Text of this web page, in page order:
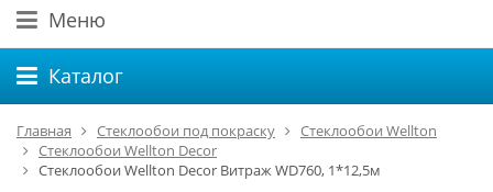
Меню
Каталог
Главная Стеклообои под покраску
Стеклообои Wellton
Стеклообои Wellton Decor
Стеклообои Wellton Decor Витраж WD760, 1*12,5м